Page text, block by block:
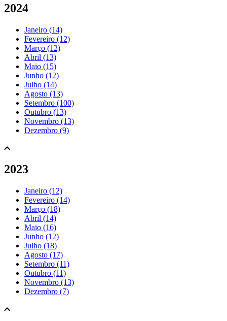
2024
Janeiro (14)
Fevereiro (12)
Março (12)
Abril (13)
Maio (15)
Junho (12)
Julho (14)
Agosto (13)
Setembro (100)
Outubro (13)
Novembro (13)
Dezembro (9)
2023
Janeiro (12)
Fevereiro (14)
Março (18)
Abril (14)
Maio (16)
Junho (12)
Julho (18)
Agosto (17)
Setembro (11)
Outubro (11)
Novembro (13)
Dezembro (7)